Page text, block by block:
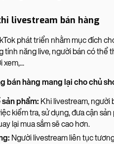
livestream bán hàng
phát triển nhằm mục đích
tính năng live, người bán có thể
bán hàng mang lại cho chủ
phẩm: Khi livestream, người
kiểm tra, sử dụng, đưa cận
lại mua sắm sẽ cao hơn.
Người livestream liên tục